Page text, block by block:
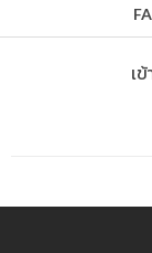
เ